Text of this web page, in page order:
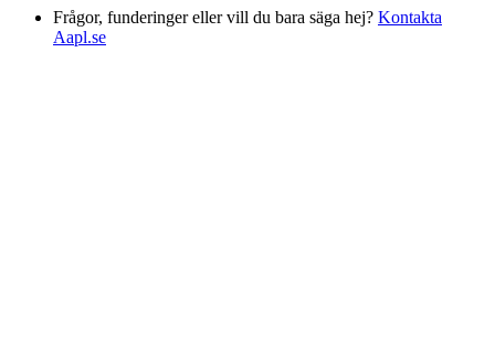
Frågor, funderinger eller vill du bara säga hej? Kontakta
Aapl.se